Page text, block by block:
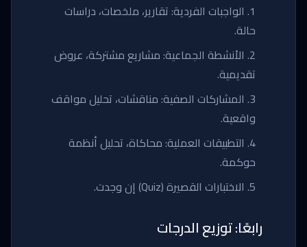
1. الواجبات الفردية: تقارير، ملخصات، دراسات
حالة.
2. الأنشطة الجماعية: مشاريع مشتركة، عروض
تقديمية.
3. المشاركات الصفية: مناقشات، تحليل مواقف
واقعية.
4. التطبيقات العملية: محاكاة، تحليل أنظمة
حوكمة.
5. الاختبارات القصيرة (Quiz) إن وجدت.
رابعًا: توزيع الدرجات